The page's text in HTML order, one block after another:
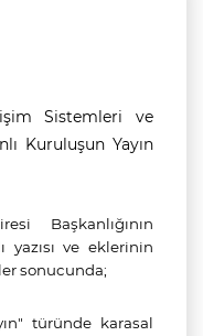
Sistemleri ve
Kuruluşun Yayın
Başkanlığının
yazısı ve eklerinin
sonucunda;
türünde karasal